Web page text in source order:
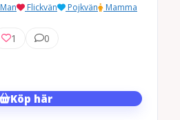
Man Flickvän Pojkvän Mamma
1 0
Köp här